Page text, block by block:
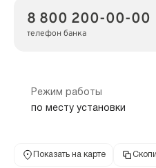
8 800 200-00-00
телефон банка
Режим работы
по месту установки
Показать на карте